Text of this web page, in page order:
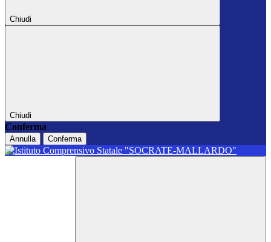
Chiudi
Chiudi
Conferma
Annulla Conferma